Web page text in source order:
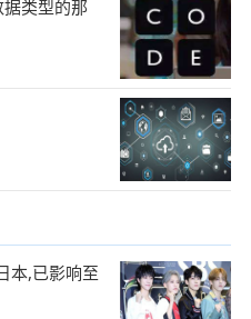
类型的那
本,已影响至